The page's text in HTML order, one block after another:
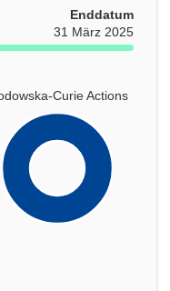
Enddatum
31 März 2025
Curie Actions